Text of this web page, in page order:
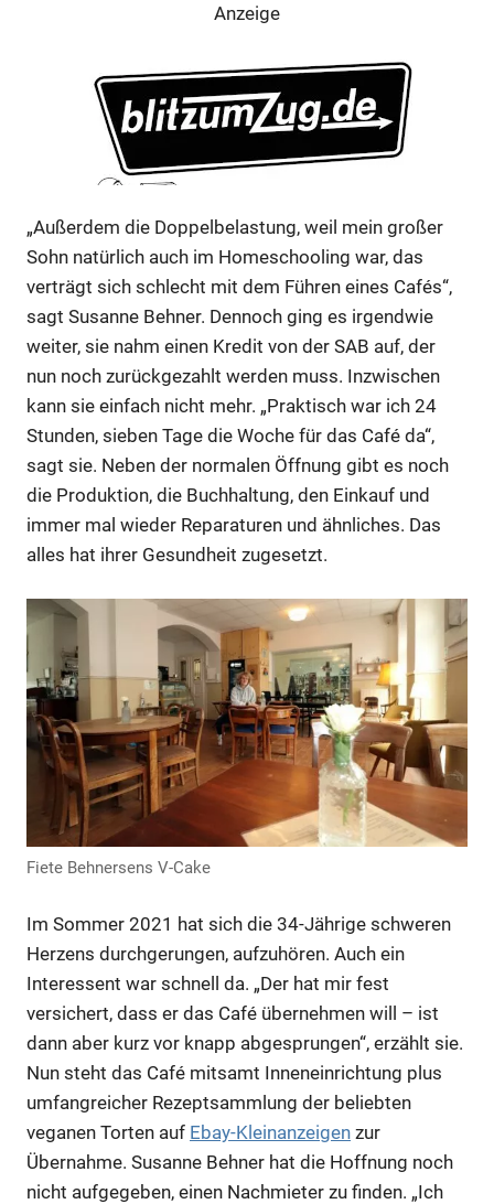
Anzeige
Anzeige
Anzeige
Anzeige
„Außerdem die Doppelbelastung, weil mein großer
Sohn natürlich auch im Homeschooling war, das
verträgt sich schlecht mit dem Führen eines Cafés“,
sagt Susanne Behner. Dennoch ging es irgendwie
weiter, sie nahm einen Kredit von der SAB auf, der
nun noch zurückgezahlt werden muss. Inzwischen
kann sie einfach nicht mehr. „Praktisch war ich 24
Stunden, sieben Tage die Woche für das Café da“,
sagt sie. Neben der normalen Öffnung gibt es noch
die Produktion, die Buchhaltung, den Einkauf und
immer mal wieder Reparaturen und ähnliches. Das
alles hat ihrer Gesundheit zugesetzt.
Fiete Behnersens V-Cake
Im Sommer 2021 hat sich die 34-Jährige schweren
Herzens durchgerungen, aufzuhören. Auch ein
Interessent war schnell da. „Der hat mir fest
versichert, dass er das Café übernehmen will – ist
dann aber kurz vor knapp abgesprungen“, erzählt sie.
Nun steht das Café mitsamt Inneneinrichtung plus
umfangreicher Rezeptsammlung der beliebten
veganen Torten auf Ebay-Kleinanzeigen zur
Übernahme. Susanne Behner hat die Hoffnung noch
nicht aufgegeben, einen Nachmieter zu finden. „Ich